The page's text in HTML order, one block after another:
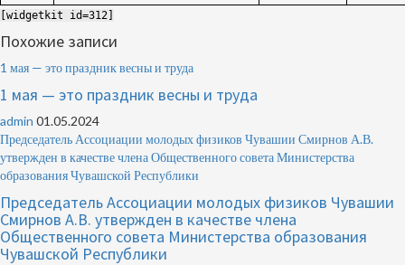
[widgetkit id=312]
Похожие записи
1 мая — это праздник весны и труда
1 мая — это праздник весны и труда
admin 01.05.2024
Председатель Ассоциации молодых физиков Чувашии Смирнов А.В.
утвержден в качестве члена Общественного совета Министерства
образования Чувашской Республики
Председатель Ассоциации молодых физиков Чувашии
Смирнов А.В. утвержден в качестве члена
Общественного совета Министерства образования
Чувашской Республики